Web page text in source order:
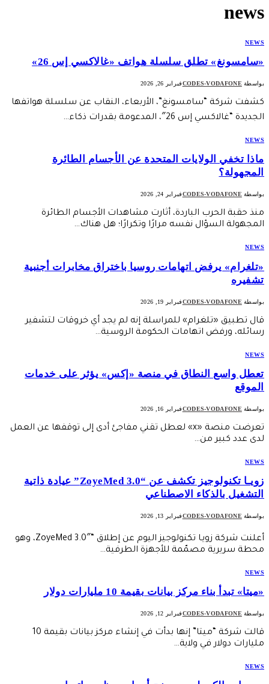
news
NEWS
«سامسونغ» تطلق سلسلة هواتف «غالاكسي إس 26»
بواسطة CODES-VODAFONEفبراير 26, 2026
كشفت شركة “سامسونغ”، الأربعاء، النقاب عن سلسلة هواتفها
الجديدة “غالاكسي إس 26″، المدعومة بقدرات ذكاء…
NEWS
ماذا تخفي الولايات المتحدة عن الأجسام الطائرة
المجهولة؟
بواسطة CODES-VODAFONEفبراير 24, 2026
منذ حقبة الحرب الباردة، أثارت مشاهدات الأجسام الطائرة
المجهولة السؤال نفسه مرارًا وتكرارًا؛ هل هناك…
NEWS
«تلغرام» يرفض اتهامات روسيا باختراق مخابرات أجنبية
تشفيره
بواسطة CODES-VODAFONEفبراير 19, 2026
قال تطبيق «تلغرام» للمراسلة إنه لم يجد أي خروقات لتشفير
رسائله، ورفض اتهامات الحكومة الروسية…
NEWS
تعطل واسع النطاق في منصة «إكس» يؤثر على خدمات
الموقع
بواسطة CODES-VODAFONEفبراير 16, 2026
تعرضت منصة «x» لعطل تقني مفاجئ أدى إلى توقفها عن العمل
لدى عدد كبير من…
NEWS
زويـا تكنولوجيز تكشف عن “ZoyeMed 3.0” عيادة ذاتية
التشغيل بالذكاء الاصطناعي
بواسطة CODES-VODAFONEفبراير 13, 2026
أعلنت شركة زويـا تكنولوجيز اليوم عن إطلاق “ZoyeMed 3.0″، وهو
محطة سريرية مصمّمة للأجهزة الطرفية…
NEWS
«ميتا» تبدأ بناء مركز بيانات بقيمة 10 مليارات دولار
بواسطة CODES-VODAFONEفبراير 12, 2026
قالت شركة “ميتا” إنها بدأت في إنشاء مركز بيانات ‌بقيمة 10
⁠مليارات دولار في ولاية…
NEWS